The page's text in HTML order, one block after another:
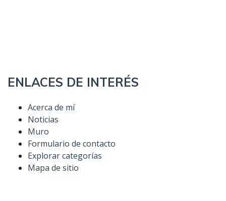
ENLACES DE INTERÉS
Acerca de mí
Noticias
Muro
Formulario de contacto
Explorar categorías
Mapa de sitio